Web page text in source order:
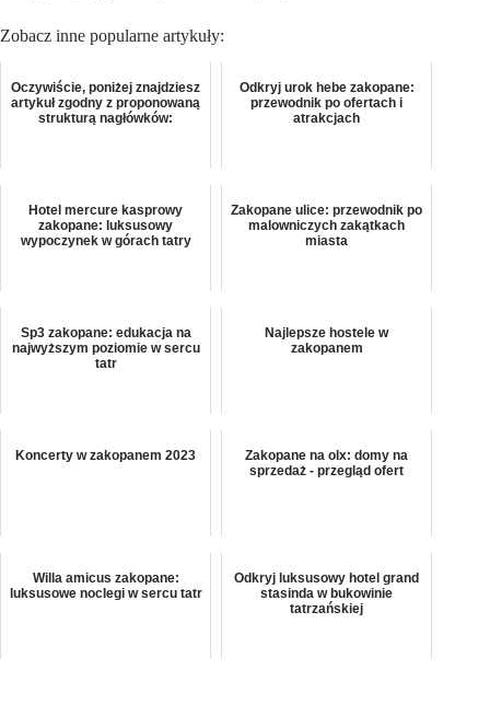
Zobacz inne popularne artykuły:
Oczywiście, poniżej znajdziesz
artykuł zgodny z proponowaną
strukturą nagłówków:
Odkryj urok hebe zakopane:
przewodnik po ofertach i
atrakcjach
Hotel mercure kasprowy
zakopane: luksusowy
wypoczynek w górach tatry
Zakopane ulice: przewodnik po
malowniczych zakątkach
miasta
Sp3 zakopane: edukacja na
najwyższym poziomie w sercu
tatr
Najlepsze hostele w
zakopanem
Koncerty w zakopanem 2023
Zakopane na olx: domy na
sprzedaż - przegląd ofert
Willa amicus zakopane:
luksusowe noclegi w sercu tatr
Odkryj luksusowy hotel grand
stasinda w bukowinie
tatrzańskiej